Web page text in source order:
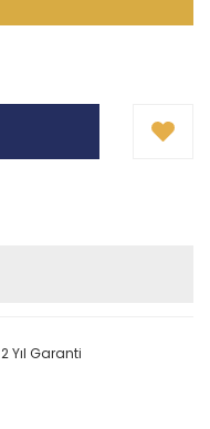
2 Yıl Garanti